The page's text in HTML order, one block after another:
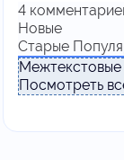
4
Новые
Старые
Межтекстовые
Посмотреть